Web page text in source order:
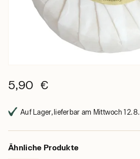
5,90 €
Auf Lager, lieferbar am Mittwoch 12. 8.
Ähnliche Produkte